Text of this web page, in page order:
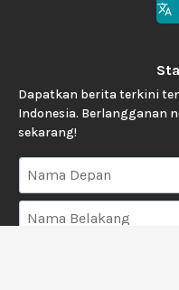
Dapatkan berita terkini
Indonesia. Berlangganan
sekarang!